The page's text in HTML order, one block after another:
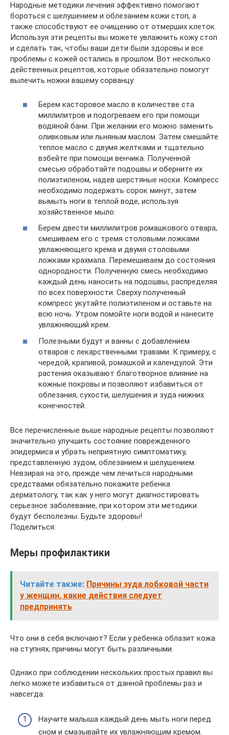
Народные методики лечения эффективно помогают
бороться с шелушением и облезанием кожи стоп, а
также способствуют ее очищению от отмерших клеток.
Используя эти рецепты вы можете увлажнить кожу стоп
и сделать так, чтобы ваши дети были здоровы и все
проблемы с кожей остались в прошлом. Вот несколько
действенных рецептов, которые обязательно помогут
вылечить ножки вашему сорванцу:
Берем касторовое масло в количестве ста
миллилитров и подогреваем его при помощи
водяной бани. При желании его можно заменить
оливковым или льняным маслом. Затем смешайте
теплое масло с двумя желтками и тщательно
взбейте при помощи венчика. Полученной
смесью обработайте подошвы и оберните их
полиэтиленом, надев шерстяные носки. Компресс
необходимо подержать сорок минут, затем
вымыть ноги в теплой воде, используя
хозяйственное мыло.
Берем двести миллилитров ромашкового отвара,
смешиваем его с тремя столовыми ложками
увлажняющего крема и двумя столовыми
ложками крахмала. Перемешиваем до состояния
однородности. Полученную смесь необходимо
каждый день наносить на подошвы, распределяя
по всех поверхности. Сверху полученный
компресс укутайте полиэтиленом и оставьте на
всю ночь. Утром помойте ноги водой и нанесите
увлажняющий крем.
Полезными будут и ванны с добавлением
отваров с лекарственными травами. К примеру, с
чередой, крапивой, ромашкой и календулой. Эти
растения оказывают благотворное влияние на
кожные покровы и позволяют избавиться от
облезания, сухости, шелушения и зуда нижних
конечностей.
Все перечисленные выше народные рецепты позволяют
значительно улучшить состояние поврежденного
эпидермиса и убрать неприятную симптоматику,
представленную зудом, облезанием и шелушением.
Невзирая на это, прежде чем лечиться народными
средствами обязательно покажите ребенка
дерматологу, так как у него могут диагностировать
серьезное заболевание, при котором эти методики
будут бесполезны. Будьте здоровы!
Поделиться:
Меры профилактики
Читайте также: Причины зуда лобковой части
у женщин, какие действия следует
предпринять
Что они в себя включают? Если у ребенка облазит кожа
на ступнях, причины могут быть различными.
Однако при соблюдении нескольких простых правил вы
легко можете избавиться от данной проблемы раз и
навсегда:
Научите малыша каждый день мыть ноги перед
сном и смазывайте их увлажняющим кремом.